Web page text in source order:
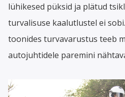
lühikesed püksid ja plätud
turvalisuse kaalutlustel ei
toonides turvavarustus teeb
autojuhtidele paremini